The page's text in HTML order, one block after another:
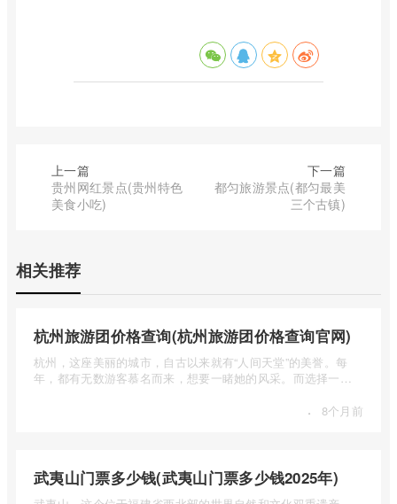
上一篇
贵州网红景点(贵州特色
美食小吃)
下一篇
都匀旅游景点(都匀最美
三个古镇)
相关推荐
杭州旅游团价格查询(杭州旅游团价格查询官网)
杭州，这座美丽的城市，自古以来就有“人间天堂”的美誉。每
年，都有无数游客慕名而来，想要一睹她的风采。而选择一个
· 8个月前
武夷山门票多少钱(武夷山门票多少钱2025年)